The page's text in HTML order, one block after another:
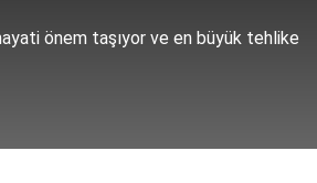
önem taşıyor ve en büyük tehlike